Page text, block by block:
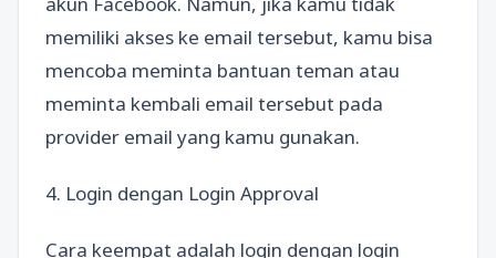
memiliki akses ke email tersebut, kamu bisa
mencoba meminta bantuan teman atau
meminta kembali email tersebut pada
provider email yang kamu gunakan.
4. Login dengan Login Approval
Cara keempat adalah login dengan login